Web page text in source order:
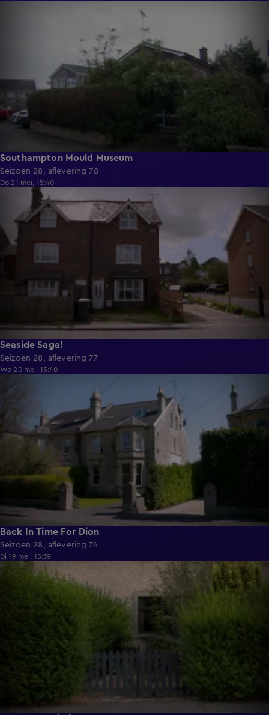
Southampton Mould Museum
Seizoen 28, aflevering 78
Do 21 mei, 15:40
Seaside Saga!
Seizoen 28, aflevering 77
Wo 20 mei, 15:40
Back In Time For Dion
Seizoen 28, aflevering 76
Di 19 mei, 15:39
55:41